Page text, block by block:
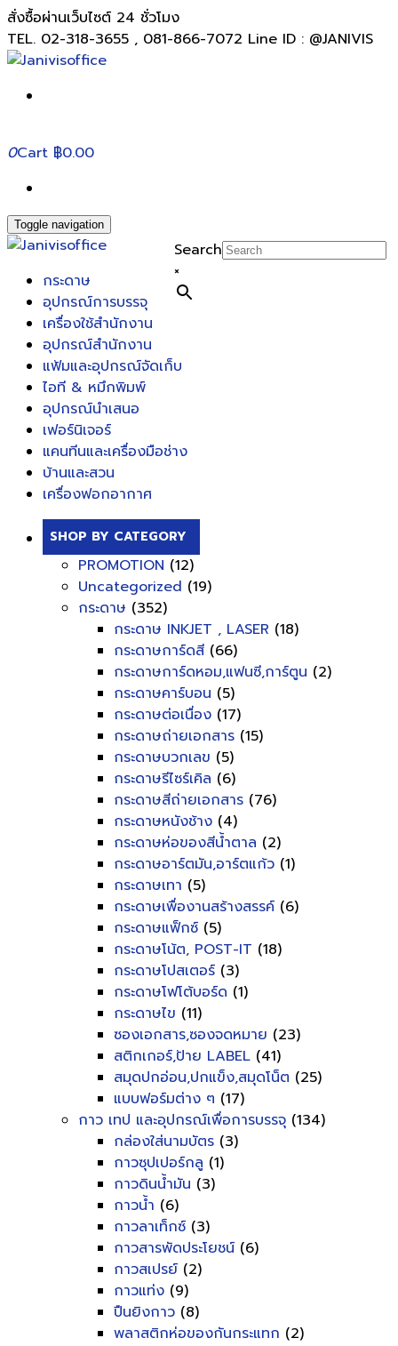
สั่งซื้อผ่านเว็บไซต์ 24 ชั่วโมง
TEL. 02-318-3655 , 081-866-7072 Line ID : @JANIVIS
0Cart ฿0.00
Toggle navigation
Search
×
กระดาษ
อุปกรณ์การบรรจุ
เครื่องใช้สำนักงาน
อุปกรณ์สำนักงาน
แฟ้มและอุปกรณ์จัดเก็บ
ไอที & หมึกพิมพ์
อุปกรณ์นำเสนอ
เฟอร์นิเจอร์
แคนทีนและเครื่องมือช่าง
บ้านและสวน
เครื่องฟอกอากาศ
SHOP BY CATEGORY
PROMOTION (12)
Uncategorized (19)
กระดาษ (352)
กระดาษ INKJET , LASER (18)
กระดาษการ์ดสี (66)
กระดาษการ์ดหอม,แฟนซี,การ์ตูน (2)
กระดาษคาร์บอน (5)
กระดาษต่อเนื่อง (17)
กระดาษถ่ายเอกสาร (15)
กระดาษบวกเลข (5)
กระดาษรีไซร์เคิล (6)
กระดาษสีถ่ายเอกสาร (76)
กระดาษหนังช้าง (4)
กระดาษห่อของสีน้ำตาล (2)
กระดาษอาร์ตมัน,อาร์ตแก้ว (1)
กระดาษเทา (5)
กระดาษเพื่องานสร้างสรรค์ (6)
กระดาษแฟ็กซ์ (5)
กระดาษโน้ต, POST-IT (18)
กระดาษโปสเตอร์ (3)
กระดาษโฟโต้บอร์ด (1)
กระดาษไข (11)
ซองเอกสาร,ซองจดหมาย (23)
สติกเกอร์,ป้าย LABEL (41)
สมุดปกอ่อน,ปกแข็ง,สมุดโน็ต (25)
แบบฟอร์มต่าง ๆ (17)
กาว เทป และอุปกรณ์เพื่อการบรรจุ (134)
กล่องใส่นามบัตร (3)
กาวซุปเปอร์กลู (1)
กาวดินน้ำมัน (3)
กาวน้ำ (6)
กาวลาเท็กซ์ (3)
กาวสารพัดประโยชน์ (6)
กาวสเปรย์ (2)
กาวแท่ง (9)
ปืนยิงกาว (8)
พลาสติกห่อของกันกระแทก (2)